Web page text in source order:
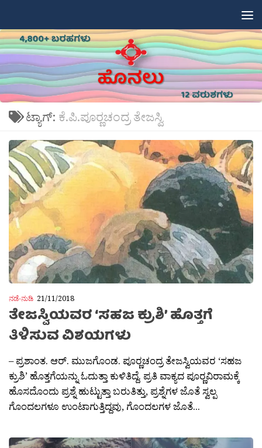
ಟ್ಯಾಗ್: ಕೆ.ಪಿ.ಪೂರ‍್ಣಚಂದ್ರ ತೇಜಸ್ವಿ
ನಡೆ-ನುಡಿ 21/11/2018
ತೇಜಸ್ವಿಯವರ ‘ಸಹಜ ಕ್ರುಶಿ’ ಹೊತ್ತಗೆ
ತಿಳಿಸುವ ವಿಶಯಗಳು
– ಪ್ರಶಾಂತ. ಆರ್. ಮುಜಗೊಂಡ. ಪೂರ‍್ಣಚಂದ್ರ ತೇಜಸ್ವಿಯವರ ‘ಸಹಜ
ಕ್ರುಶಿ’ ಹೊತ್ತಗೆಯನ್ನು ಓದುತ್ತಾ ಕುಳಿತಿದ್ದೆ. ಪ್ರತಿ ವಾಕ್ಯದ ಪೂರ‍್ಣವಿರಾಮಕ್ಕೆ
ಹೊಸದೊಂದು ಪ್ರಶ್ನೆ ಹುಟ್ಟುತ್ತಾ ಬರುತಿತ್ತು, ಪ್ರಶ್ನೆಗಳ ಜೊತೆ ಸ್ವಲ್ಪ
ಗೊಂದಲಗಳೂ ಉಂಟಾಗುತ್ತಿದ್ದವು, ಗೊಂದಲಗಳ ಜೊತೆ...